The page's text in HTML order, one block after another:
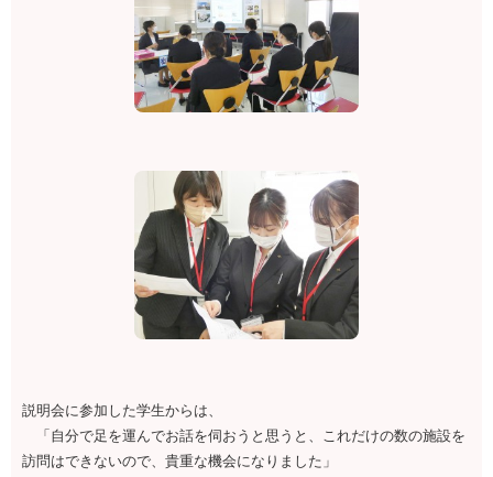
説明会に参加した学生からは、
「自分で足を運んでお話を伺おうと思うと、これだけの数の施設を
訪問はできないので、貴重な機会になりました」